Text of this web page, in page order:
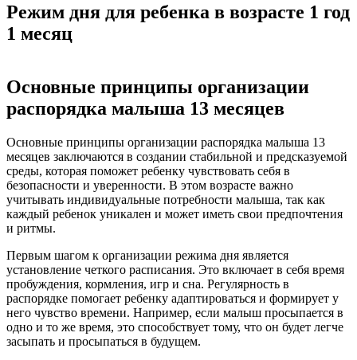
Режим дня для ребенка в возрасте 1 год
1 месяц
Основные принципы организации
распорядка малыша 13 месяцев
Основные принципы организации распорядка малыша 13
месяцев заключаются в создании стабильной и предсказуемой
среды, которая поможет ребенку чувствовать себя в
безопасности и уверенности. В этом возрасте важно
учитывать индивидуальные потребности малыша, так как
каждый ребенок уникален и может иметь свои предпочтения
и ритмы.
Первым шагом к организации режима дня является
установление четкого расписания. Это включает в себя время
пробуждения, кормления, игр и сна. Регулярность в
распорядке помогает ребенку адаптироваться и формирует у
него чувство времени. Например, если малыш просыпается в
одно и то же время, это способствует тому, что он будет легче
засыпать и просыпаться в будущем.